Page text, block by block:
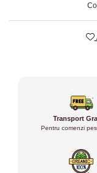
Transport
Pentru comenzi